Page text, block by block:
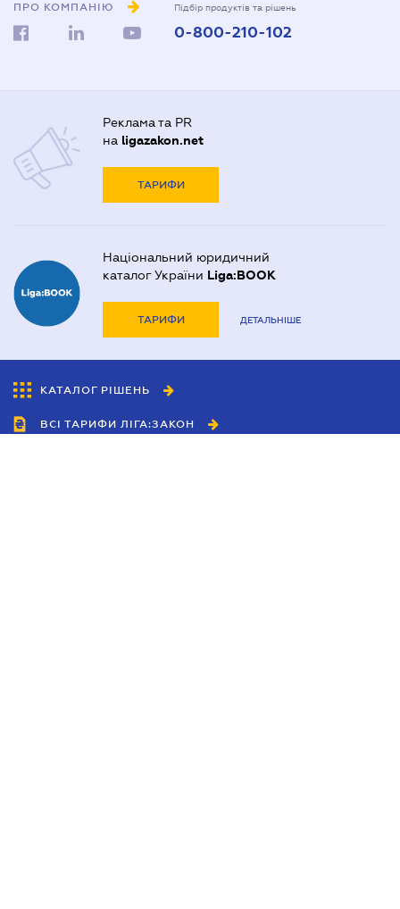
ПРО КОМПАНІЮ Підбір продуктів та рішень
0-800-210-102
Реклама та PR
на ligazakon.net
ТАРИФИ
Національний юридичний
каталог України Liga:BOOK
ТАРИФИ ДЕТАЛЬНІШЕ
КАТАЛОГ РІШЕНЬ
ВСІ ТАРИФИ ЛІГА:ЗАКОН